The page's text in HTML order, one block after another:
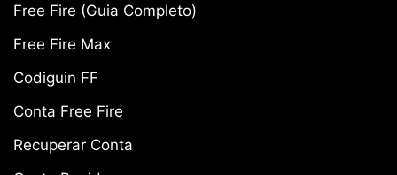
Free Fire (Guia Completo)
Free Fire Max
Codiguin FF
Conta Free Fire
Recuperar Conta